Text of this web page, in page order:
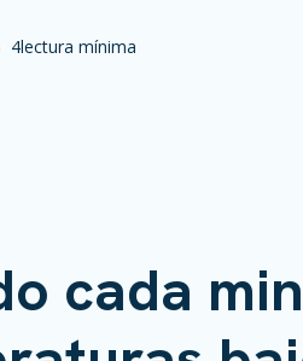
4lectura mínima
cada